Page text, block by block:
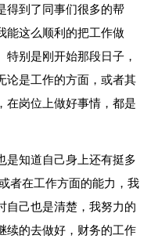
得到了同事们很多的帮
能这么顺利的把工作做
别是刚开始那段日子，
论是工作的方面，或者其
在岗位上做好事情，都是
是知道自己身上还有挺多
者在工作方面的能力，我
自己也是清楚，我努力的
续的去做好，财务的工作